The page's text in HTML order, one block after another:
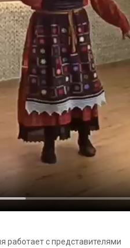
работает с представителями